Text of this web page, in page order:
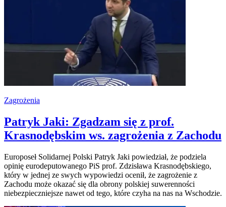
Zagrożenia
Patryk Jaki: Zgadzam się z prof.
Krasnodębskim ws. zagrożenia z Zachodu
Europoseł Solidarnej Polski Patryk Jaki powiedział, że podziela
opinię eurodeputowanego PiS prof. Zdzisława Krasnodębskiego,
który w jednej ze swych wypowiedzi ocenił, że zagrożenie z
Zachodu może okazać się dla obrony polskiej suwerenności
niebezpieczniejsze nawet od tego, które czyha na nas na Wschodzie.